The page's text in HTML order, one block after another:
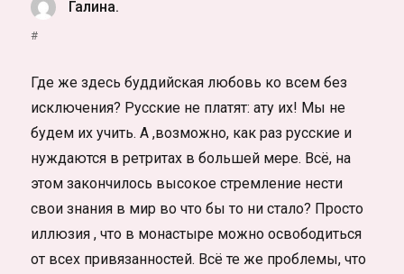
Галина.
#
Где же здесь буддийская любовь ко всем без
исключения? Русские не платят: ату их! Мы не
будем их учить. А ,возможно, как раз русские и
нуждаются в ретритах в большей мере. Всё, на
этом закончилось высокое стремление нести
свои знания в мир во что бы то ни стало? Просто
иллюзия , что в монастыре можно освободиться
от всех привязанностей. Всё те же проблемы, что